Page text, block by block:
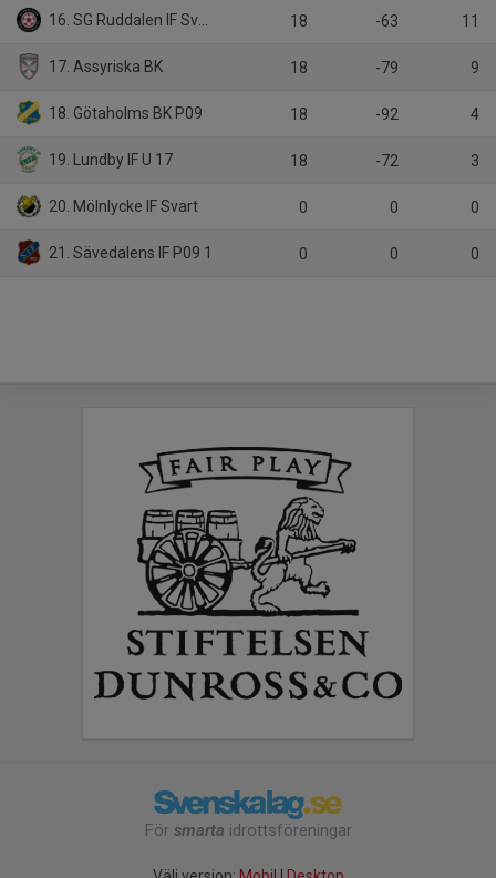
16. SG Ruddalen IF Svart P09 18 -63 11
17. Assyriska BK 18 -79 9
18. Götaholms BK P09 18 -92 4
19. Lundby IF U 17 18 -72 3
20. Mölnlycke IF Svart 0 0 0
21. Sävedalens IF P09 1 0 0 0
För smarta idrottsföreningar